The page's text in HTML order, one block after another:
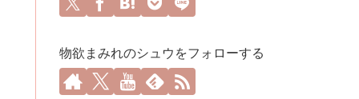
物欲まみれのシュウをフォローする